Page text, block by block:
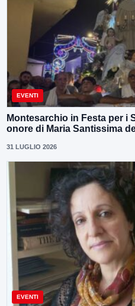
EVENTI
Montesarchio in Festa per i
onore di Maria Santissima
31 LUGLIO 2026
EVENTI